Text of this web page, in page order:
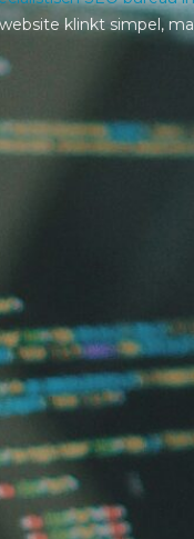
klinkt simpel,